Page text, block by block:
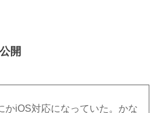
開
かiOS対応になっていた。かな